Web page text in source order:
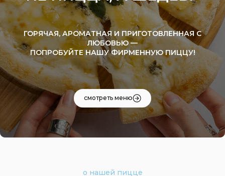
ГОРЯЧАЯ, АРОМАТНАЯ И ПРИГОТОВЛЕННАЯ С
ЛЮБОВЬЮ —
ПОПРОБУЙТЕ НАШУ ФИРМЕННУЮ ПИЦЦУ!
смотреть меню
о нашей пицце